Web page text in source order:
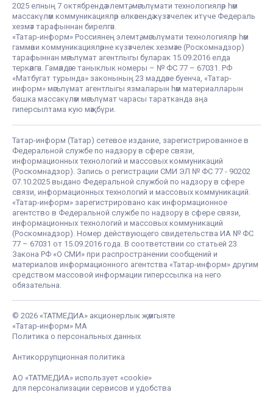
2025 елның 7 октябрендә элемтә, мәгълүмати технологияләр һәм
массакүләм коммуникацияләр өлкәсендә күзәтчелек итүче Федераль
хезмәт тарафыннан бирелгән.
«Татар-информ» Россиянең элемтә, мәгълүмати технологияләр һәм
гаммәви коммуникацияләрне күзәтчелек хезмәте (Роскомнадзор)
тарафыннан мәгълүмат агентлыгы буларак 15.09.2016 елда
теркәлгән. Гамәлдәге таныклык номеры – № ФС 77 – 67031. РФ
«Матбугат турында» законының 23 маддәсе буенча, «Татар-
информ» мәгълүмат агентлыгы язмаларын һәм материалларын
башка массакүләм мәгълүмат чарасы таратканда аңа
гиперсылтама кую мәҗбүри.
Татар-информ (Татар) сетевое издание, зарегистрированное в
Федеральной службе по надзору в сфере связи,
информационных технологий и массовых коммуникаций
(Роскомнадзор). Запись о регистрации СМИ ЭЛ № ФС 77 - 90202
07.10.2025 выдано Федеральной службой по надзору в сфере
связи, информационных технологий и массовых коммуникаций.
«Татар-информ» зарегистрировано как информационное
агентство в Федеральной службе по надзору в сфере связи,
информационных технологий и массовых коммуникаций
(Роскомнадзор). Номер действующего свидетельства ИА № ФС
77 – 67031 от 15.09.2016 года. В соответствии со статьей 23
Закона РФ «О СМИ» при распространении сообщений и
материалов информационного агентства «Татар-информ» другим
средством массовой информации гиперссылка на него
обязательна.
© 2026 «ТАТМЕДИА» акционерлык җәмгыяте
«Татар-информ» МА
Политика о персональных данных
Антикоррупционная политика
АО «ТАТМЕДИА» использует «cookie»
для персонализации сервисов и удобства